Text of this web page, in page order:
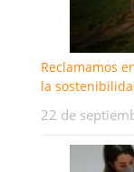
Reclamamos
la
22 de